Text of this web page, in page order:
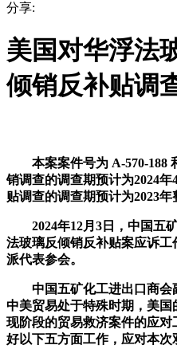
分享:
美国对华浮法
倾销反补贴调
本案案件号为 A-570-188
销调查的调查期预计为2024年
贴调查的调查期预计为2023年
2024年12月3日，中国五
法玻璃反倾销反补贴案应诉
派代表参会。
中国五矿化工进出口商会
中美贸易处于特殊时期，美
现阶段的贸易救济案件的应
好以下五方面工作，应对本次